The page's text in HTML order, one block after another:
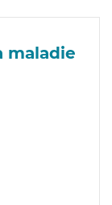
maladie